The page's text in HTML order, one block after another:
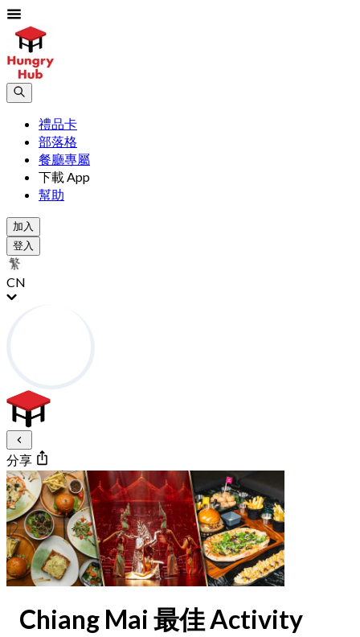
禮品卡
部落格
餐廳專屬
下載 App
幫助
加入
登入
CN
分享
Chiang Mai 最佳 Activity